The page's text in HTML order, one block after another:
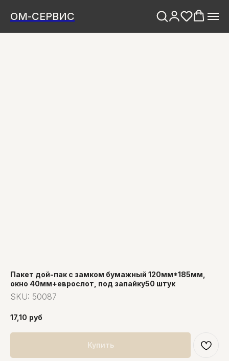
ОМ-СЕРВИС
Пакет дой-пак с замком бумажный 120мм*185мм,
окно 40мм+еврослот, под запайку50 штук
SKU: 50087
17,10 руб
Купить